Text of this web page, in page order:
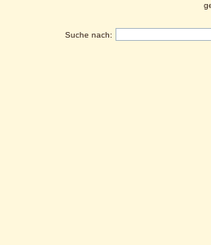
Suche nach: